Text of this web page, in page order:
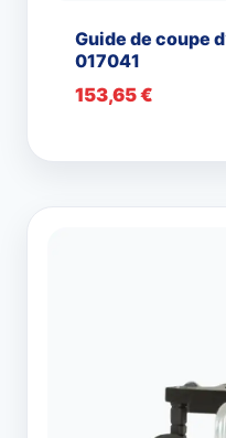
Guide de coupe
017041
153,65€